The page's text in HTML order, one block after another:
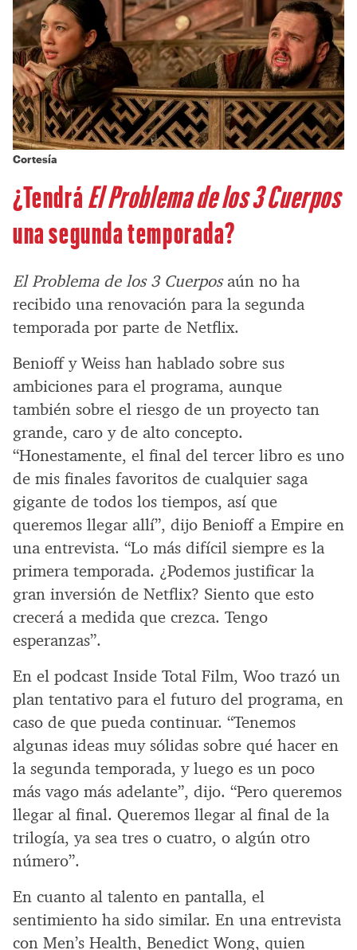
Cortesía
¿TendráEl Problema de los 3 Cuerpos
una segunda temporada?
El Problema de los 3 Cuerposaún no ha
recibido una renovación para la segunda
temporada por parte de Netflix.
Benioff y Weiss han hablado sobre sus
ambiciones para el programa, aunque
también sobre el riesgo de un proyecto tan
grande, caro y de alto concepto.
“Honestamente, el final del tercer libro es uno
de mis finales favoritos de cualquier saga
gigante de todos los tiempos, así que
queremos llegar allí”, dijo Benioff a Empire en
una entrevista. “Lo más difícil siempre es la
primera temporada. ¿Podemos justificar la
gran inversión de Netflix? Siento que esto
crecerá a medida que crezca. Tengo
esperanzas”.
En el podcast Inside Total Film, Woo trazó un
plan tentativo para el futuro del programa, en
caso de que pueda continuar. “Tenemos
algunas ideas muy sólidas sobre qué hacer en
la segunda temporada, y luego es un poco
más vago más adelante”, dijo. “Pero queremos
llegar al final. Queremos llegar al final de la
trilogía, ya sea tres o cuatro, o algún otro
número”.
En cuanto al talento en pantalla, el
sentimiento ha sido similar. En una entrevista
con Men’s Health, Benedict Wong, quien